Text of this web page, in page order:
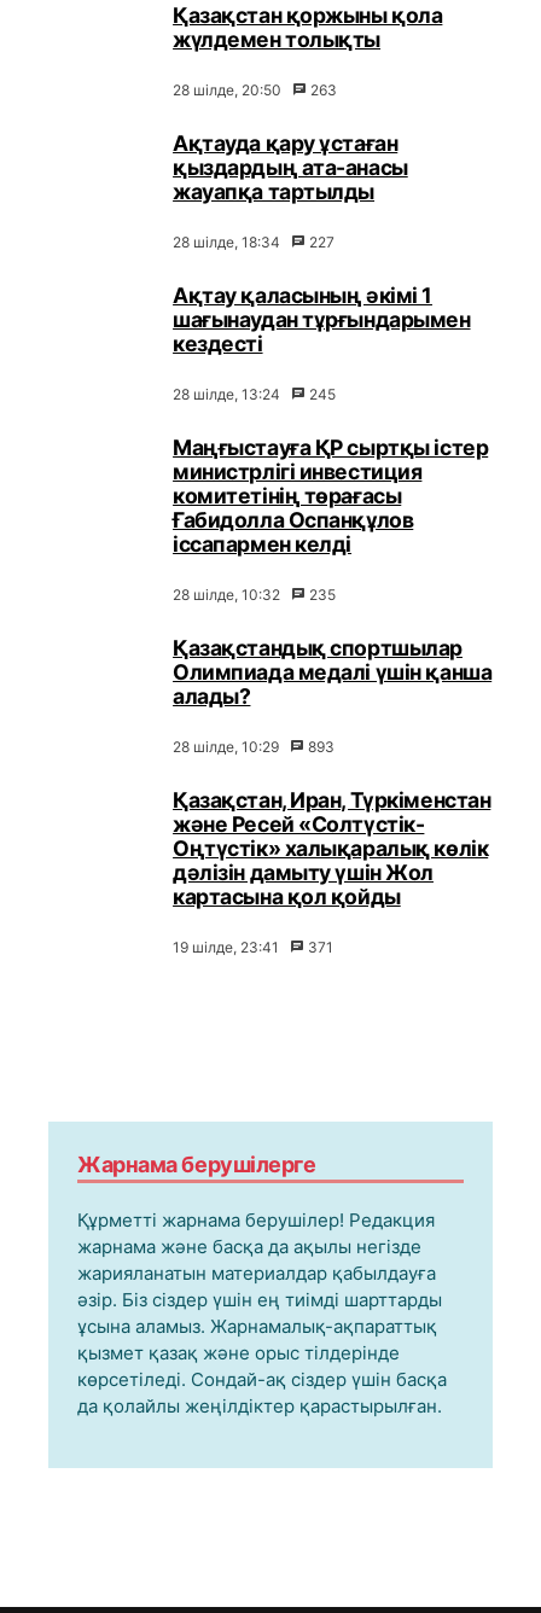
Қазақстан қоржыны қола
жүлдемен толықты
28 шілде, 20:50 263
Ақтауда қару ұстаған
қыздардың ата-анасы
жауапқа тартылды
28 шілде, 18:34 227
Ақтау қаласының әкімі 1
шағынаудан тұрғындарымен
кездесті
28 шілде, 13:24 245
Маңғыстауға ҚР сыртқы істер
министрлігі инвестиция
комитетінің төрағасы
Ғабидолла Оспанқұлов
іссапармен келді
28 шілде, 10:32 235
Қазақстандық спортшылар
Олимпиада медалі үшін қанша
алады?
28 шілде, 10:29 893
Қазақстан, Иран, Түркіменстан
және Ресей «Солтүстік-
Оңтүстік» халықаралық көлік
дәлізін дамыту үшін Жол
картасына қол қойды
19 шілде, 23:41 371
Жарнама берушілерге
Құрметті жарнама берушілер! Редакция
жарнама және басқа да ақылы негізде
жарияланатын материалдар қабылдауға
әзір. Біз сіздер үшін ең тиімді шарттарды
ұсына аламыз. Жарнамалық-ақпараттық
қызмет қазақ және орыс тілдерінде
көрсетіледі. Сондай-ақ сіздер үшін басқа
да қолайлы жеңілдіктер қарастырылған.